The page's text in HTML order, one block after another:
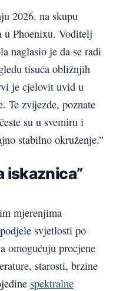
2026. na skupu
u Phoenixu. Voditelj
naglasio je da se radi
tisuća obližnjih
je cjelovit uvid u
Te zvijezde, poznate
su u svemiru i
stabilno okruženje.”
iskaznica”
mjerenjima
svjetlosti po
omogućuju procjene
starosti, brzine
spektralne